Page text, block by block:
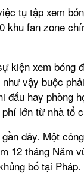
tụ tập xem
khu fan zone
kiện xem bóng
vậy buộc
đấu hay phòng
lớn từ nhà tổ
đây. Một
12 tháng Năm
bố tại Pháp.